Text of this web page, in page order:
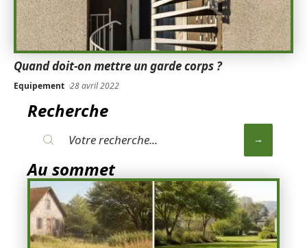
Quand doit-on mettre un garde corps ?
Equipement 28 avril 2022
Recherche
Au sommet